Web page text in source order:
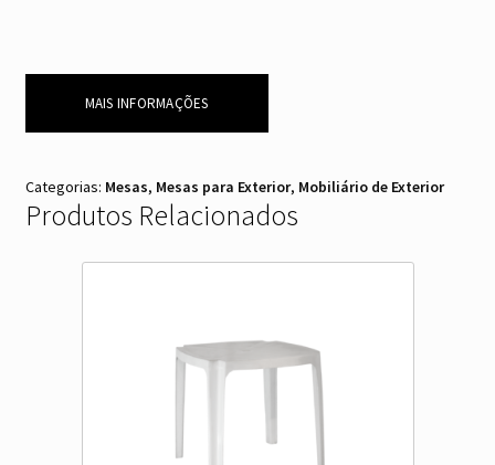
MAIS INFORMAÇÕES
Categorias: Mesas, Mesas para Exterior, Mobiliário de Exterior
Produtos Relacionados